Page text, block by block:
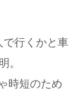
で行くかと車
。
時短のため